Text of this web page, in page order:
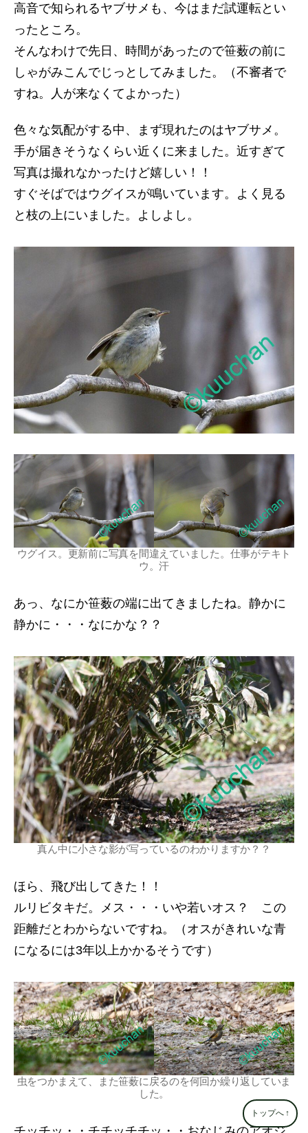
高音で知られるヤブサメも、今はまだ試運転とい
ったところ。
そんなわけで先日、時間があったので笹薮の前に
しゃがみこんでじっとしてみました。（不審者で
すね。人が来なくてよかった）
色々な気配がする中、まず現れたのはヤブサメ。
手が届きそうなくらい近くに来ました。近すぎて
写真は撮れなかったけど嬉しい！！
すぐそばではウグイスが鳴いています。よく見る
と枝の上にいました。よしよし。
ウグイス。更新前に写真を間違えていました。仕事がテキト
ウ。汗
あっ、なにか笹薮の端に出てきましたね。静かに
静かに・・・なにかな？？
真ん中に小さな影が写っているのわかりますか？？
ほら、飛び出してきた！！
ルリビタキだ。メス・・・いや若いオス？ この
距離だとわからないですね。（オスがきれいな青
になるには3年以上かかるそうです）
虫をつかまえて、また笹薮に戻るのを何回か繰り返していま
した。
トップへ ↑